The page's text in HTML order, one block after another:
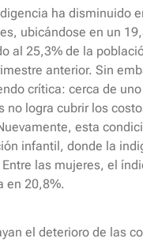
ha disminuido
ubicándose en un
al 25,3% de la
anterior. Sin
crítica: cerca de
no logra cubrir los
esta
infantil, donde la
las mujeres, el
en 20,8%.
el deterioro de las